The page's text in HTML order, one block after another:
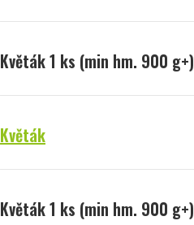
Květák 1 ks (min hm. 900 g+)
Květák
Květák 1 ks (min hm. 900 g+)